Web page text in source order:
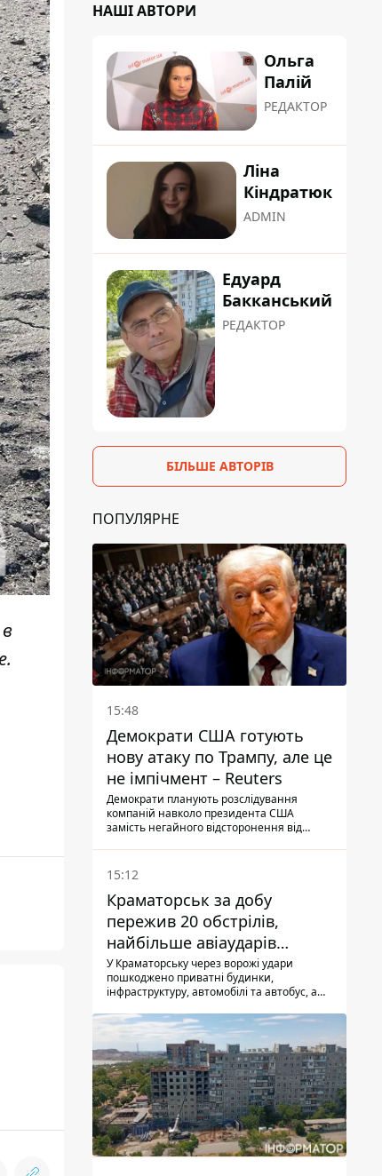
.
НАШІ АВТОРИ
Ольга
Палій
РЕДАКТОР
Ліна
Кіндратюк
ADMIN
Едуард
Бакканський
РЕДАКТОР
БІЛЬШЕ АВТОРІВ
ПОПУЛЯРНЕ
15:48
Демократи США готують
нову атаку по Трампу, але це
не імпічмент – Reuters
Демократи планують розслідування
компаній навколо президента США
замість негайного відсторонення від
15:12
Краматорськ за добу
пережив 20 обстрілів,
найбільше авіаударів
КАБ-250
У Краматорську через ворожі удари
пошкоджено приватні будинки,
інфраструктуру, автомобілі та автобус, а
одна людина і ще 15 отримали поранення